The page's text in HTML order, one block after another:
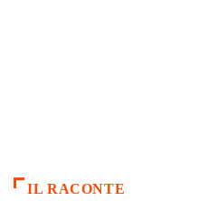
IL RACONTE